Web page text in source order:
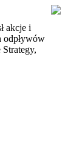
akcje i
odpływów